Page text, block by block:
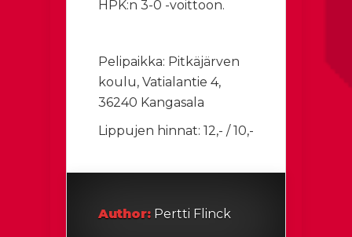
HPK:n 3-0 -voittoon.
Pelipaikka: Pitkäjärven
koulu, Vatialantie 4,
36240 Kangasala
Lippujen hinnat: 12,- / 10,-
Author: Pertti Flinck